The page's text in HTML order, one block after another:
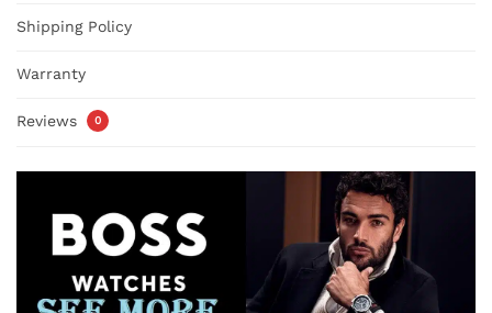
Shipping Policy
Warranty
Reviews 0